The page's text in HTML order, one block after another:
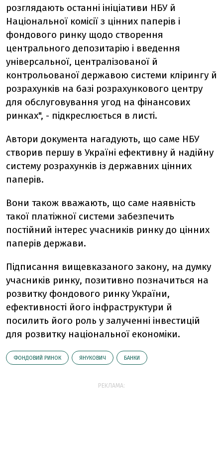
розглядають останні ініціативи НБУ й
Національної комісії з цінних паперів і
фондового ринку щодо створення
центрального депозитарію і введення
універсальної, централізованої й
контрольованої державою системи клірингу й
розрахунків на базі розрахункового центру
для обслуговування угод на фінансових
ринках", - підкреслюється в листі.
Автори документа нагадують, що саме НБУ
створив першу в Україні ефективну й надійну
систему розрахунків із державних цінних
паперів.
Вони також вважають, що саме наявність
такої платіжної системи забезпечить
постійний інтерес учасників ринку до цінних
паперів держави.
Підписання вищевказаного закону, на думку
учасників ринку, позитивно позначиться на
розвитку фондового ринку України,
ефективності його інфраструктури й
посилить його роль у залученні інвестицій
для розвитку національної економіки.
ФОНДОВИЙ РИНОК ЯНУКОВИЧ БАНКИ
РЕКЛАМА: